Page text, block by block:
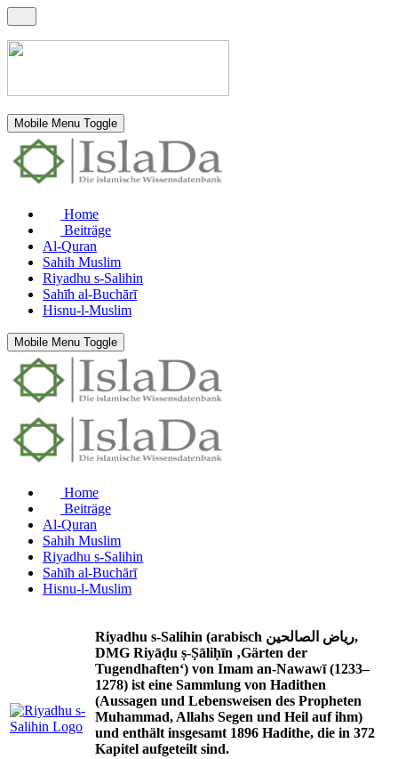
Mobile Menu Toggle
Home
Beiträge
Al-Quran
Sahih Muslim
Riyadhu s-Salihin
Sahīh al-Buchārī
Hisnu-l-Muslim
Mobile Menu Toggle
Home
Beiträge
Al-Quran
Sahih Muslim
Riyadhu s-Salihin
Sahīh al-Buchārī
Hisnu-l-Muslim
Riyadhu s-Salihin (arabisch رياض الصالحين,
DMG Riyāḍu ṣ-Ṣāliḥīn ‚Gärten der
Tugendhaften‘) von Imam an-Nawawī (1233–
1278) ist eine Sammlung von Hadithen
(Aussagen und Lebensweisen des Propheten
Muhammad, Allahs Segen und Heil auf ihm)
und enthält insgesamt 1896 Hadithe, die in 372
Kapitel aufgeteilt sind.